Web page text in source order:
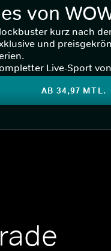
von
kurz nach
und
Live-Sport
AB 34,97 MTL.